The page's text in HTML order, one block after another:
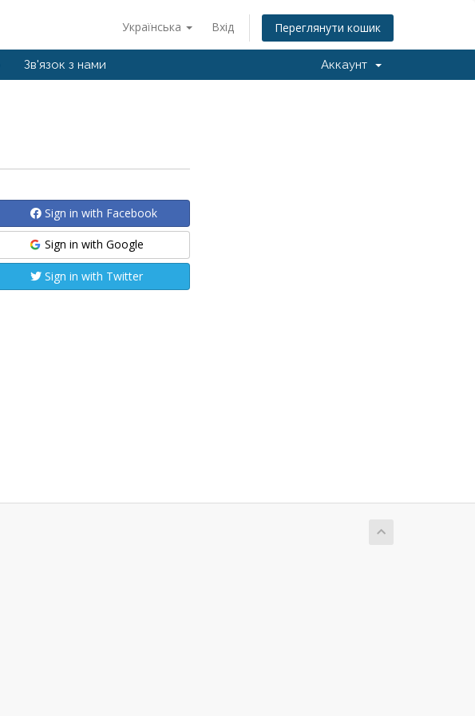
Українська Вхід Переглянути кошик
Зв'язок з нами Аккаунт
Sign in with Facebook
Sign in with Google
Sign in with Twitter